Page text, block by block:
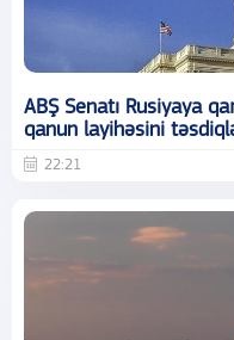
ABŞ Senatı Rusiyaya
qanun layihəsini
22:21